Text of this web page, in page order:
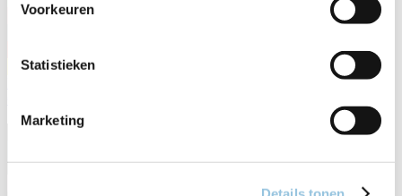
Voorkeuren
Statistieken
Marketing